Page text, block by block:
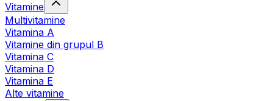
Vitamine
Multivitamine
Vitamina A
Vitamine din grupul B
Vitamina C
Vitamina D
Vitamina E
Alte vitamine